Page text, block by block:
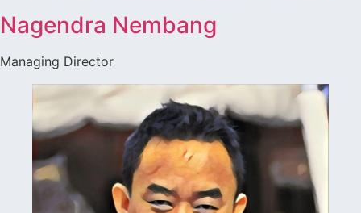
Nagendra Nembang
Managing Director